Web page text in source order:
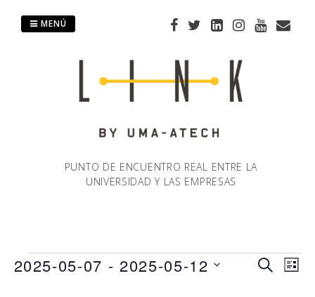
PUNTO DE ENCUENTRO REAL ENTRE LA
UNIVERSIDAD Y LAS EMPRESAS
MENÚ
Eventos BUSCAR
2025-05-07 - 2025-05-12